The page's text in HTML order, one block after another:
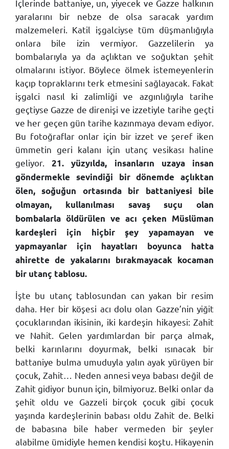
İçlerinde battaniye, un, yiyecek ve Gazze halkının
yaralarını bir nebze de olsa saracak yardım
malzemeleri. Katil işgalciyse tüm düşmanlığıyla
onlara bile izin vermiyor. Gazzelilerin ya
bombalarıyla ya da açlıktan ve soğuktan şehit
olmalarını istiyor. Böylece ölmek istemeyenlerin
kaçıp topraklarını terk etmesini sağlayacak. Fakat
işgalci nasıl ki zalimliği ve azgınlığıyla tarihe
geçtiyse Gazze de direnişi ve izzetiyle tarihe geçti
ve her geçen gün tarihe kazınmaya devam ediyor.
Bu fotoğraflar onlar için bir izzet ve şeref iken
ümmetin geri kalanı için utanç vesikası haline
geliyor.21. yüzyılda, insanların uzaya insan
göndermekle sevindiği bir dönemde açlıktan
ölen, soğuğun ortasında bir battaniyesi bile
olmayan, kullanılması savaş suçu olan
bombalarla öldürülen ve acı çeken Müslüman
kardeşleri için hiçbir şey yapamayan ve
yapmayanlar için hayatları boyunca hatta
ahirette de yakalarını bırakmayacak kocaman
bir utanç tablosu.
İşte bu utanç tablosundan can yakan bir resim
daha. Her bir köşesi acı dolu olan Gazze’nin yiğit
çocuklarından ikisinin, iki kardeşin hikayesi: Zahit
ve Nahit. Gelen yardımlardan bir parça almak,
belki karınlarını doyurmak, belki ısınacak bir
battaniye bulma umuduyla yalın ayak yürüyen bir
çocuk, Zahit… Neden annesi veya babası değil de
Zahit gidiyor bunun için, bilmiyoruz. Belki onlar da
şehit oldu ve Gazzeli birçok çocuk gibi çocuk
yaşında kardeşlerinin babası oldu Zahit de. Belki
de babasına bile haber vermeden bir şeyler
alabilme ümidiyle hemen kendisi koştu. Hikayenin